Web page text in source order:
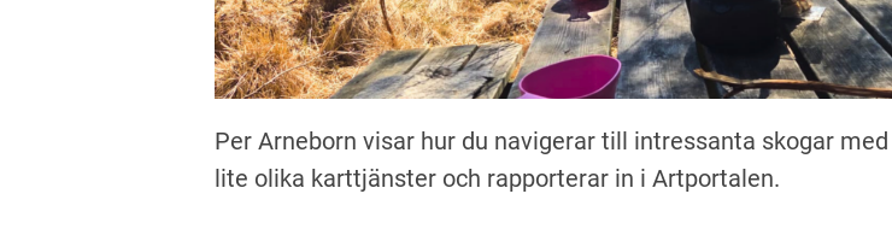
Per Arneborn visar hur du navigerar till intressanta skogar med
lite olika karttjänster och rapporterar in i Artportalen.